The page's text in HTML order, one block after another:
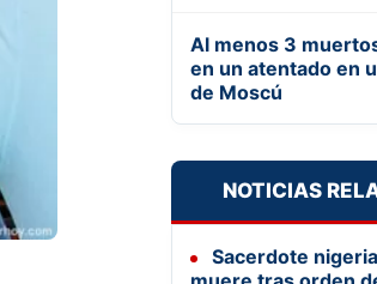
Al menos 3
en un atentado en
de Moscú
NOTICIAS
Sacerdote